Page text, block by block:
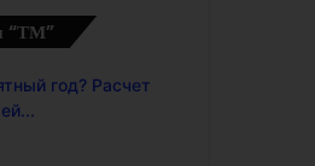
“ТМ”
год? Расчет